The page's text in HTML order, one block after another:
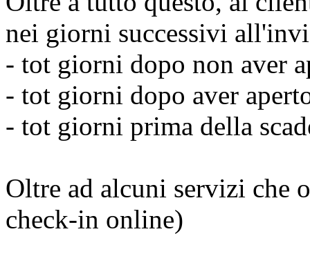
nei giorni successivi
- tot giorni dopo non aver
- tot giorni dopo aver
- tot giorni prima della
Oltre ad alcuni servizi che
check-in online)